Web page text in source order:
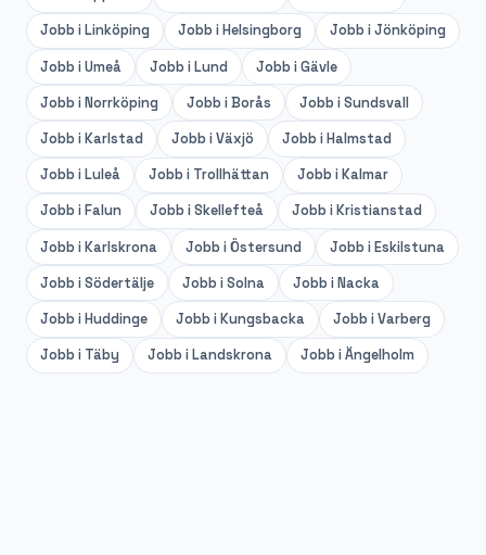
Jobb iLinköping Jobb iHelsingborg Jobb iJönköping
Jobb iUmeå Jobb iLund Jobb iGävle
Jobb iNorrköping Jobb iBorås Jobb iSundsvall
Jobb iKarlstad Jobb iVäxjö Jobb iHalmstad
Jobb iLuleå Jobb i Trollhättan Jobb iKalmar
Jobb iFalun Jobb iSkellefteå Jobb iKristianstad
Jobb iKarlskrona Jobb iÖstersund Jobb iEskilstuna
Jobb iSödertälje Jobb iSolna Jobb iNacka
Jobb iHuddinge Jobb iKungsbacka Jobb iVarberg
Jobb i Täby Jobb iLandskrona Jobb iÄngelholm